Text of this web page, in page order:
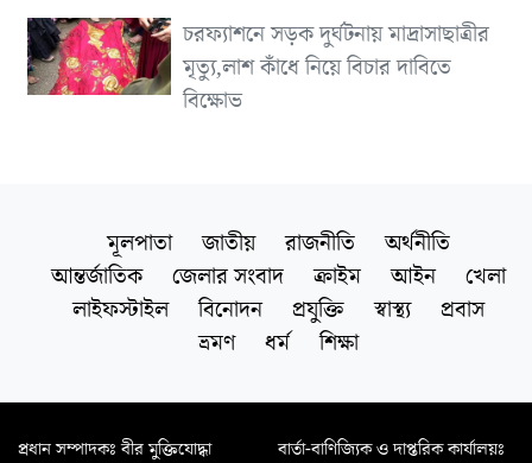
চরফ্যাশনে সড়ক দুর্ঘটনায় মাদ্রাসাছাত্রীর
মৃত্যু,লাশ কাঁধে নিয়ে বিচার দাবিতে
বিক্ষোভ
মূলপাতা জাতীয় রাজনীতি
অর্থনীতি
আন্তর্জাতিক
জেলার সংবাদ ক্রাইম আইন
খেলা
লাইফস্টাইল
বিনোদন প্রযুক্তি স্বাস্থ্য
প্রবাস
ভ্রমণ
ধর্ম শিক্ষা
প্রধান সম্পাদকঃ বীর মুক্তিযোদ্ধা
বার্তা-বাণিজ্যিক ও দাপ্তরিক কার্যালয়ঃ